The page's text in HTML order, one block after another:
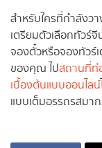
สำหรับใครที่กำลังว
เตรียมตัวเลือกทัวร์
จองตั๋วหรือจองทัวร์
ของคุณ ไปสถานที่ท่
เบื้องต้นแบบออนไลน์
แบบเต็มอรรถรสมา